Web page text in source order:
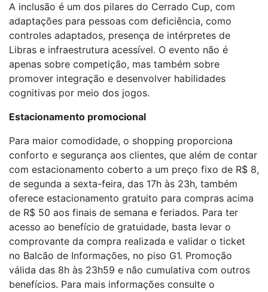
A inclusão é um dos pilares do Cerrado Cup, com
adaptações para pessoas com deficiência, como
controles adaptados, presença de intérpretes de
Libras e infraestrutura acessível. O evento não é
apenas sobre competição, mas também sobre
promover integração e desenvolver habilidades
cognitivas por meio dos jogos.
Estacionamento promocional
Para maior comodidade, o shopping proporciona
conforto e segurança aos clientes, que além de contar
com estacionamento coberto a um preço fixo de R$ 8,
de segunda a sexta-feira, das 17h às 23h, também
oferece estacionamento gratuito para compras acima
de R$ 50 aos finais de semana e feriados. Para ter
acesso ao benefício de gratuidade, basta levar o
comprovante da compra realizada e validar o ticket
no Balcão de Informações, no piso G1. Promoção
válida das 8h às 23h59 e não cumulativa com outros
benefícios. Para mais informações consulte o